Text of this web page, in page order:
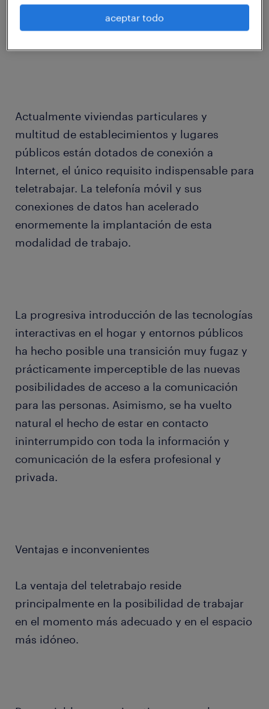
propios de la oficina convencional, en
cualquier espacio y desde cualquier
Actualmente viviendas particulares y
multitud de establecimientos y lugares
públicos están dotados de conexión a
Internet, el único requisito indispensable para
teletrabajar. La telefonía móvil y sus
conexiones de datos han acelerado
enormemente la implantación de esta
modalidad de trabajo.
La progresiva introducción de las tecnologías
interactivas en el hogar y entornos públicos
ha hecho posible una transición muy fugaz y
prácticamente imperceptible de las nuevas
posibilidades de acceso a la comunicación
para las personas. Asimismo, se ha vuelto
natural el hecho de estar en contacto
ininterrumpido con toda la información y
comunicación de la esfera profesional y
privada.
Ventajas e inconvenientes
La ventaja del teletrabajo reside
principalmente en la posibilidad de trabajar
en el momento más adecuado y en el espacio
más idóneo.
aceptar todo